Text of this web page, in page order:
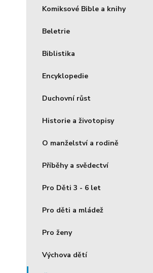
Komiksové Bible a knihy
Beletrie
Biblistika
Encyklopedie
Duchovní růst
Historie a životopisy
O manželství a rodině
Příběhy a svědectví
Pro Děti 3 - 6 let
Pro děti a mládež
Pro ženy
Výchova dětí